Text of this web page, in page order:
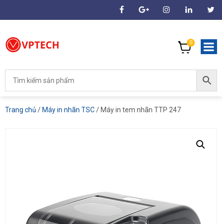
0
Trang chủ / Máy in nhãn TSC/ Máy in tem nhãn TTP 247